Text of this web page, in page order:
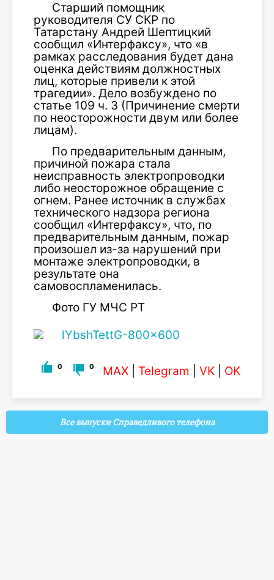
Старший помощник
руководителя СУ СКР по
Татарстану Андрей Шептицкий
сообщил «Интерфаксу», что «в
рамках расследования будет дана
оценка действиям должностных
лиц, которые привели к этой
трагедии». Дело возбуждено по
статье 109 ч. 3 (Причинение смерти
по неосторожности двум или более
лицам).
По предварительным данным,
причиной пожара стала
неисправность электропроводки
либо неосторожное обращение с
огнем. Ранее источник в службах
технического надзора региона
сообщил «Интерфаксу», что, по
предварительным данным, пожар
произошел из-за нарушений при
монтаже электропроводки, в
результате она
самовоспламенилась.
Фото ГУ МЧС РТ
0 0 MAX Telegram VK OK
Все выпуски Справедливого телефона